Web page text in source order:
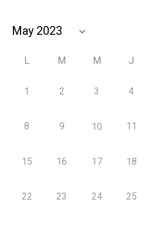
L M M J
1 2 3 4
8 9 10 11
15 16 17 18
22 23 24 25